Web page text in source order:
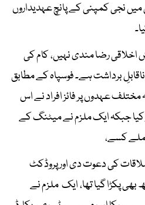
نجی کمپنی کے پانچ عہدیداروں
رضا مندی نہیں، کام کی
ناقابلِ برداشت ہے۔ فوسپاہ کے مطابق
مختلف عہدوں پر فائز افراد نے اس
کیا جبکہ ایک ملزم نے میٹنگ کے
جملے کسے،
کی دعوت دی اور پروڈکٹ
پکڑا گیا تھا، ایک ملزم نے